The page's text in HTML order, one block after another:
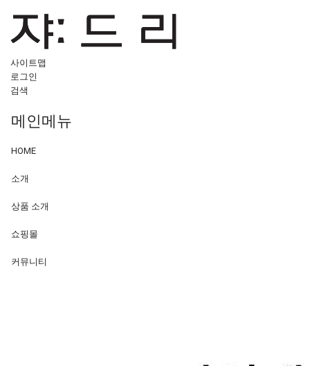
사이트맵
로그인
검색
메인메뉴
HOME
소개
상품 소개
쇼핑몰
커뮤니티